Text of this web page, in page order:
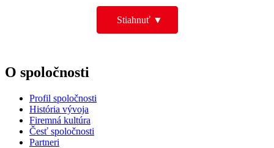
Stiahnuť ▼
O spoločnosti
Profil spoločnosti
História vývoja
Firemná kultúra
Česť spoločnosti
Partneri